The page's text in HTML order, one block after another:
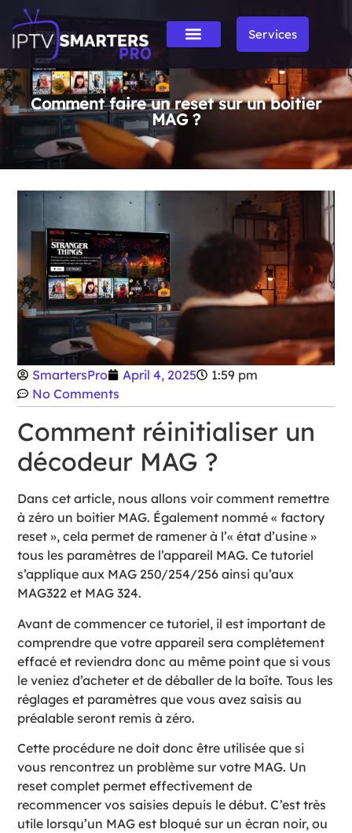
Services
Comment faire un reset sur un boitier
MAG ?
SmartersPro April 4, 2025
1:59 pm
No Comments
Comment réinitialiser un
décodeur MAG ?
Dans cet article, nous allons voir comment remettre
à zéro un boitier MAG. Également nommé « factory
reset », cela permet de ramener à l’« état d’usine »
tous les paramètres de l’appareil MAG. Ce tutoriel
s’applique aux MAG 250/254/256 ainsi qu’aux
MAG322 et MAG 324.
Avant de commencer ce tutoriel, il est important de
comprendre que votre appareil sera complètement
effacé et reviendra donc au même point que si vous
le veniez d’acheter et de déballer de la boîte. Tous les
réglages et paramètres que vous avez saisis au
préalable seront remis à zéro.
Cette procédure ne doit donc être utilisée que si
vous rencontrez un problème sur votre MAG. Un
reset complet permet effectivement de
recommencer vos saisies depuis le début. C’est très
utile lorsqu’un MAG est bloqué sur un écran noir, ou